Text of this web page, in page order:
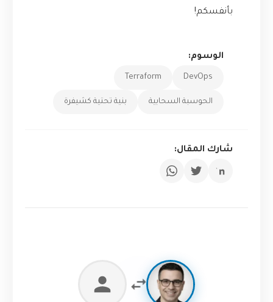
بأنفسكم!
الوسوم:
DevOps
Terraform
الحوسبة السحابية بنية تحتية كشيفرة
شارك المقال: